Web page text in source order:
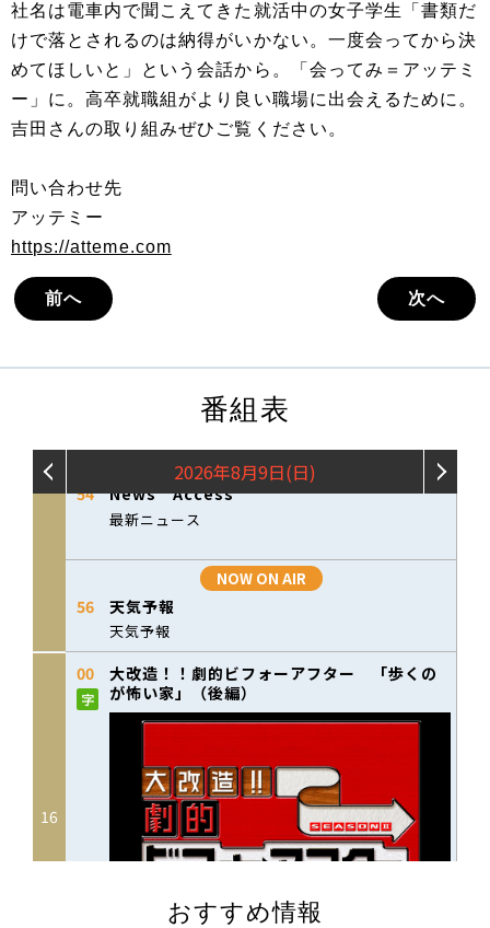
社名は電車内で聞こえてきた就活中の女子学生「書類だ
けで落とされるのは納得がいかない。一度会ってから決
めてほしいと」という会話から。「会ってみ＝アッテミ
ー」に。高卒就職組がより良い職場に出会えるために。
吉田さんの取り組みぜひご覧ください。
問い合わせ先
アッテミー
https://atteme.com
前へ 次へ
番組表
おすすめ情報